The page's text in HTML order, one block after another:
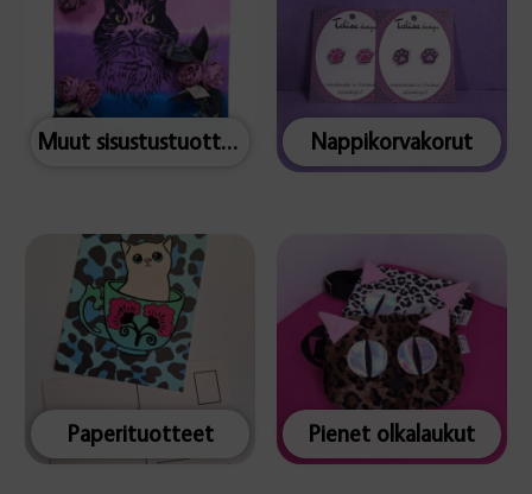
Muut sisustustuotteet Nappikorvakorut
Paperituotteet Pienet olkalaukut